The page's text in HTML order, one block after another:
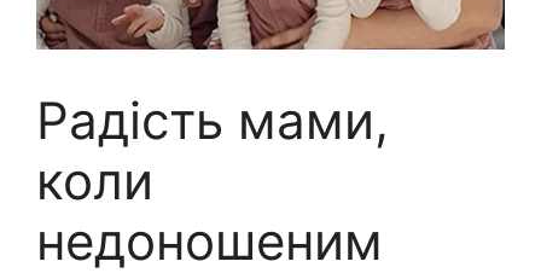
Радість мами,
коли
недоношеним